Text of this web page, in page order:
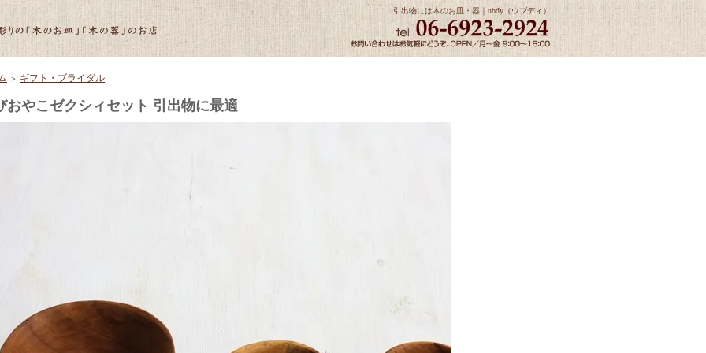
引出物には木のお皿・器｜ubdy（ウブディ）
＞ ギフト・ブライダル
おやこゼクシィセット 引出物に最適